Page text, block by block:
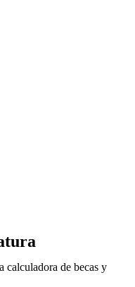
calculadora de becas y